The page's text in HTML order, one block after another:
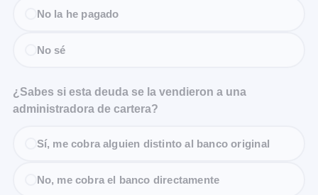
No la he pagado
No sé
¿Sabes si esta deuda se la vendieron a una
administradora de cartera?
Sí, me cobra alguien distinto al banco original
No, me cobra el banco directamente